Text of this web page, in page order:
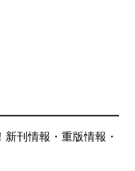
刊情報・重版情報・